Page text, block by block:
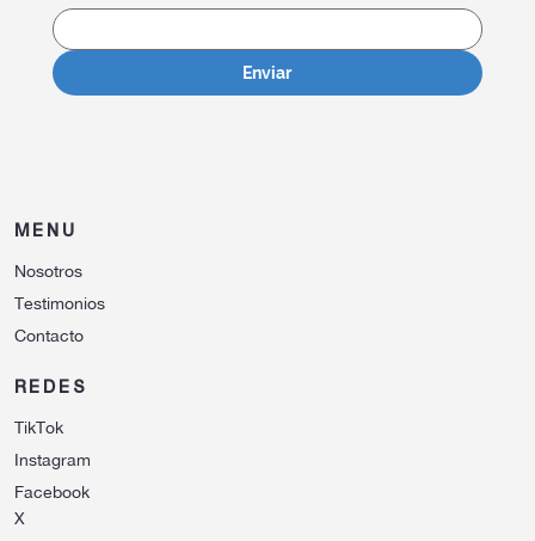
Enviar
MENU
Nosotros
Testimonios
Contacto
REDES
TikTok
Instagram
Facebook
X